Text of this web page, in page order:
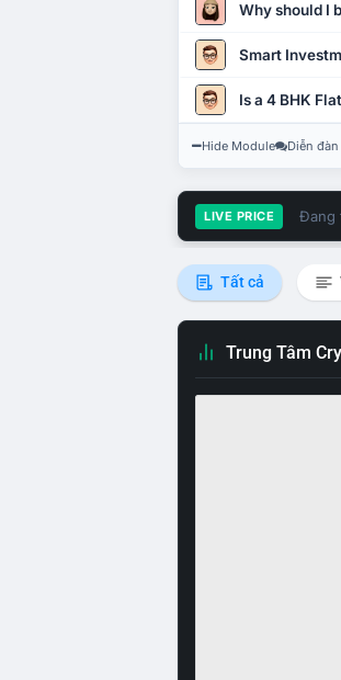
Why should I
Smart
Is a 4 BHK
Hide Module Diễn đàn
LIVE PRICE Đang
Tất cả
Trung Tâm